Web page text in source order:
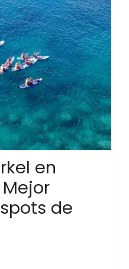
en
de